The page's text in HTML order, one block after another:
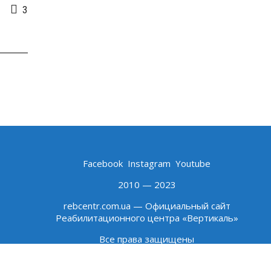
3
Facebook Instagram Youtube
2010 — 2023
rebcentr.com.ua — Официальный сайт
Реабилитационного центра «Вертикаль»
Все права защищены